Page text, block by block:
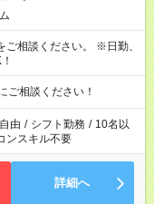
相談ください！
由 / シフト勤務 / 10名以
ンスキル不要
詳細へ